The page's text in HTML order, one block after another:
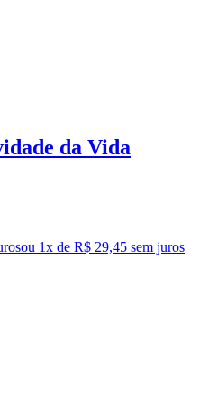
da Vida
ou 1x de R$ 29,45 sem juros